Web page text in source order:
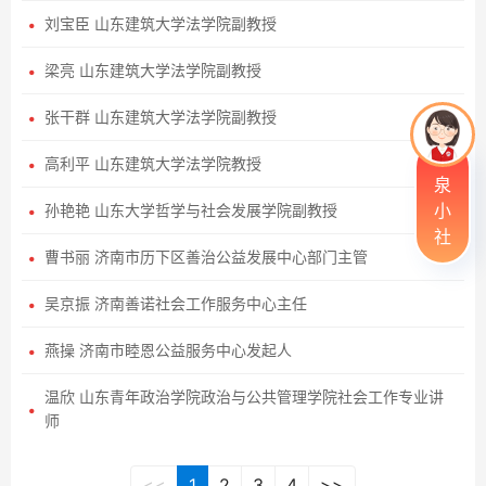
刘宝臣 山东建筑大学法学院副教授
梁亮 山东建筑大学法学院副教授
张干群 山东建筑大学法学院副教授
高利平 山东建筑大学法学院教授
孙艳艳 山东大学哲学与社会发展学院副教授
曹书丽 济南市历下区善治公益发展中心部门主管
吴京振 济南善诺社会工作服务中心主任
燕操 济南市睦恩公益服务中心发起人
温欣 山东青年政治学院政治与公共管理学院社会工作专业讲
师
泉
小
社